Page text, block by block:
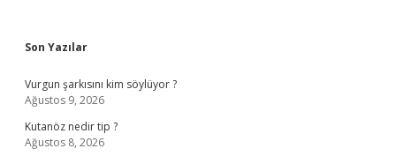
Sidebar
Son Yazılar
Vurgun şarkısını kim söylüyor ?
Ağustos 9, 2026
Kutanöz nedir tip ?
Ağustos 8, 2026